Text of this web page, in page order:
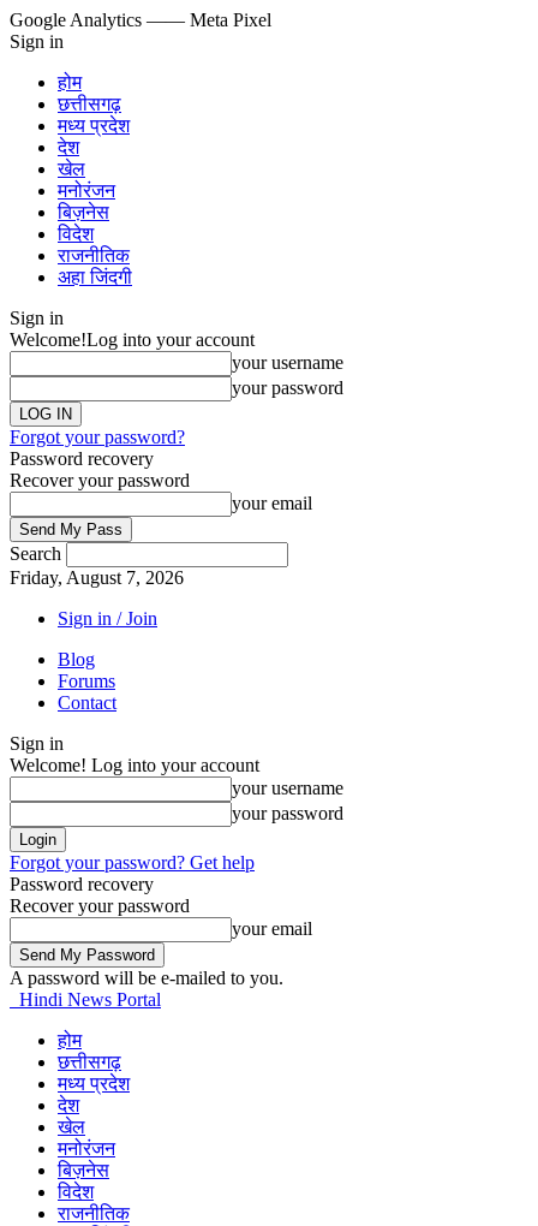
Google Analytics —— Meta Pixel
Sign in
होम
छत्तीसगढ़
मध्य प्रदेश
देश
खेल
मनोरंजन
बिज़नेस
विदेश
राजनीतिक
अहा जिंदगी
Sign in
Welcome!Log into your account
your username
your password
Forgot your password?
Password recovery
Recover your password
your email
Search
Friday, August 7, 2026
Sign in / Join
Blog
Forums
Contact
Sign in
Welcome! Log into your account
your username
your password
Forgot your password? Get help
Password recovery
Recover your password
your email
A password will be e-mailed to you.
Hindi News Portal
होम
छत्तीसगढ़
मध्य प्रदेश
देश
खेल
मनोरंजन
बिज़नेस
विदेश
राजनीतिक